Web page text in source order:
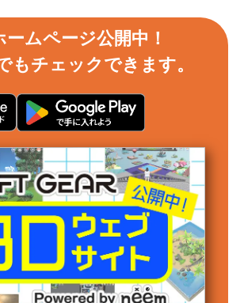
ームページ公開中！
もチェックできます。